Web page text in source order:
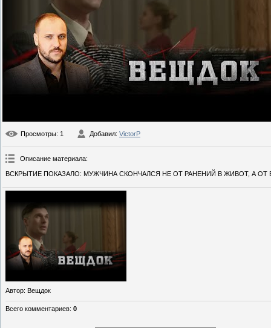
Просмотры: 1 Добавил: VictorP
Описание материала:
ВСКРЫТИЕ ПОКАЗАЛО: МУЖЧИНА СКОНЧАЛСЯ НЕ ОТ РАНЕНИЙ В ЖИВОТ, А
Автор: Вещдок
Всего комментариев: 0